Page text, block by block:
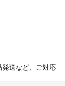
送など、ご対応